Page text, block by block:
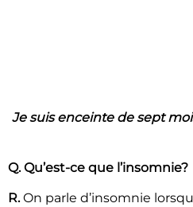
Je suis enceinte de sept
Q. Qu’est-ce que l’insomnie?
R.On parle d’insomnie